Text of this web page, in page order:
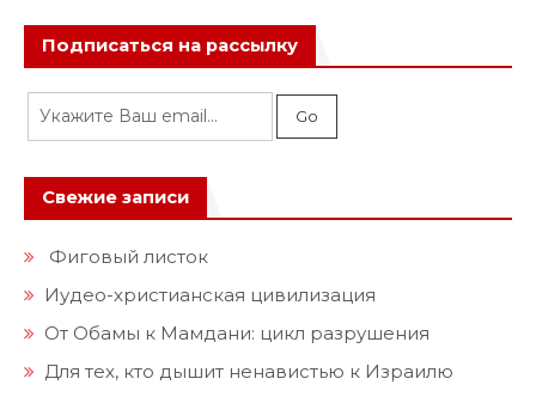
Подписаться на рассылку
Свежие записи
Фиговый листок
Иудео-христианская цивилизация
От Обамы к Мамдани: цикл разрушения
Для тех, кто дышит ненавистью к Израилю